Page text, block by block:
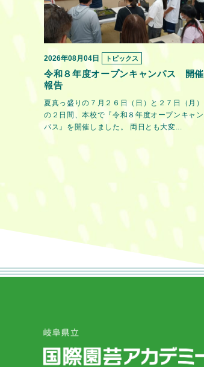
2026年08月04日 トピックス
令和８年度オープンキャンパス 開催
報告
夏真っ盛りの７月２６日（日）と２７日（月）
の２日間、本校で『令和８年度オープンキャン
パス』を開催しました。 両日とも大変...